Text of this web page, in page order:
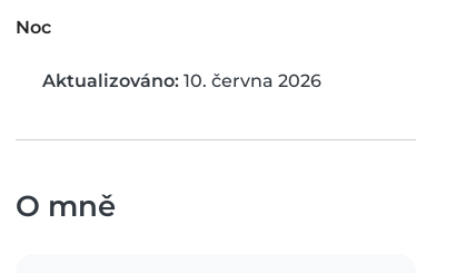
Noc
Aktualizováno: 10. června 2026
O mně